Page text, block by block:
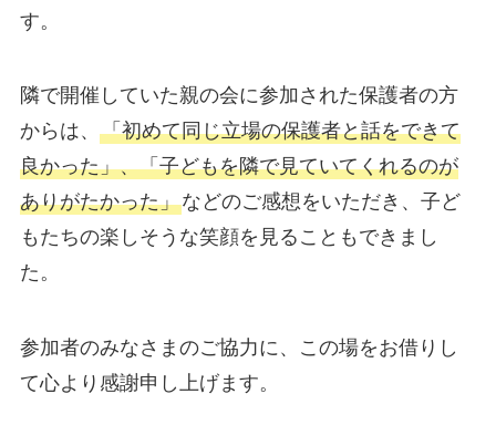
す。
隣で開催していた親の会に参加された保護者の方
からは、 「初めて同じ立場の保護者と話をできて
良かった」、「子どもを隣で見ていてくれるのが
ありがたかった」などのご感想をいただき、子ど
もたちの楽しそうな笑顔を見ることもできまし
た。
参加者のみなさまのご協力に、この場をお借りし
て心より感謝申し上げます。